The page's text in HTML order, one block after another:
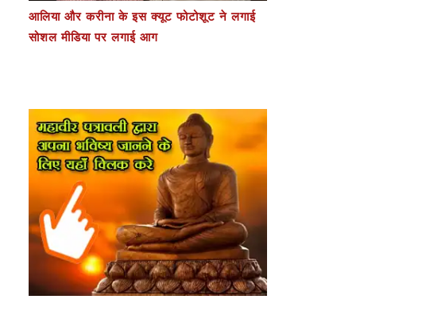
आलिया और करीना के इस क्यूट फोटोशूट ने लगाई
सोशल मीडिया पर लगाई आग